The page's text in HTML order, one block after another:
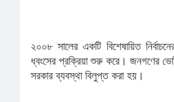
​২০০৮ সালের একটি বিশেষায়িত
ধ্বংসের প্রক্রিয়া শুরু করে। জনগণের
সরকার ব্যবস্থা বিলুপ্ত করা হয়।